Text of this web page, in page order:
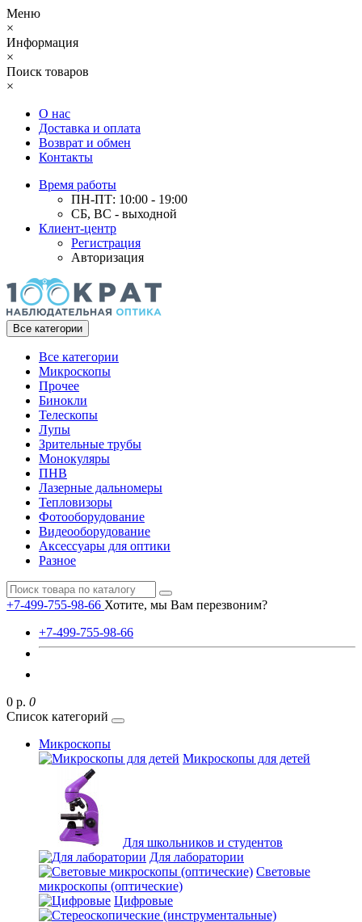
Меню
×
Информация
×
Поиск товаров
×
О нас
Доставка и оплата
Возврат и обмен
Контакты
Время работы
ПН-ПТ: 10:00 - 19:00
СБ, ВС - выходной
Клиент-центр
Регистрация
Авторизация
Все категории
Все категории
Микроскопы
Прочее
Бинокли
Телескопы
Лупы
Зрительные трубы
Монокуляры
ПНВ
Лазерные дальномеры
Тепловизоры
Фотооборудование
Видеооборудование
Аксессуары для оптики
Разное
+7-499-755-98-66 Хотите, мы Вам перезвоним?
+7-499-755-98-66
0 р. 0
Список категорий
Микроскопы
Микроскопы для детей
Для школьников и студентов
Для лаборатории
Световые
микроскопы (оптические)
Цифровые